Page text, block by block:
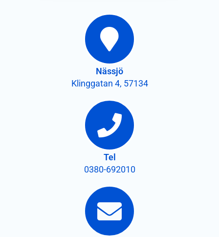
Nässjö
Klinggatan 4, 57134
Tel
0380-692010